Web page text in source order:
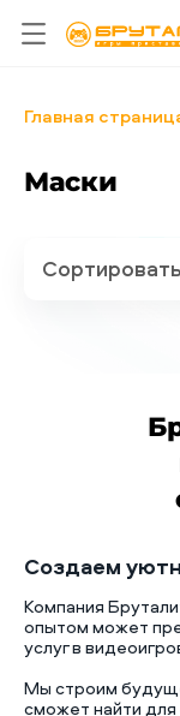
Главная
Маски
Создаем
Компания
опытом может
услуг в
Мы строим
сможет найти